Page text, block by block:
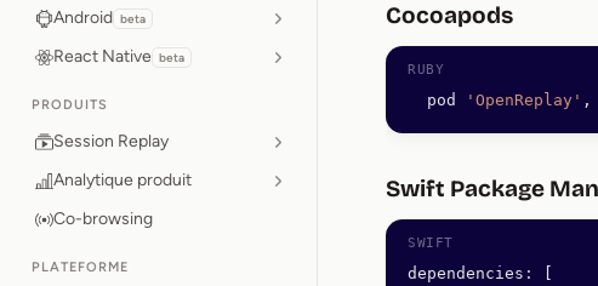
Android beta
React Native beta
PRODUITS
Session Replay
Analytique produit
Co-browsing
PLATEFORME
Cocoapods
  pod
'OpenReplay' ,
Swift Package
dependencies :